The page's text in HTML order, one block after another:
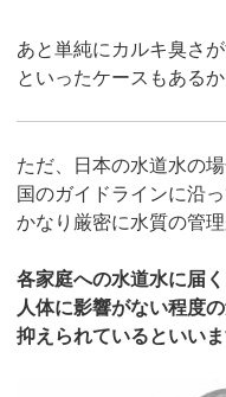
あと単純にカルキ臭さ
といったケースもある
ただ、日本の水道水の
国のガイドラインに沿
かなり厳密に水質の管
各家庭への水道水に届
人体に影響がない程度
抑えられているといいま